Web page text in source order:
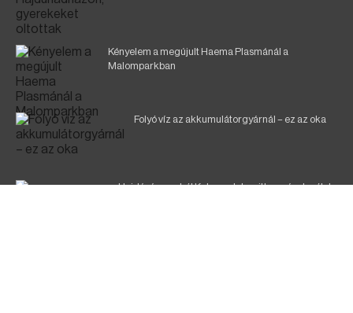
Kényelem a megújult Haema Plasmánál a
Malomparkban
Folyó víz az akkumulátorgyárnál – ez az oka
Hajdúsámsonból Katmanduba vitte a pásztorélet